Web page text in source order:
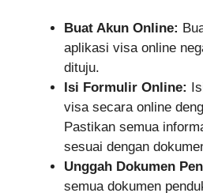
Buat Akun Online:
aplikasi visa online
dituju.
Isi Formulir Online:
visa secara online
Pastikan semua
sesuai dengan
Unggah Dokumen
semua dokumen